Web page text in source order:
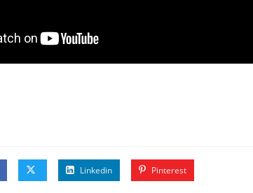
Linkedin Pinterest